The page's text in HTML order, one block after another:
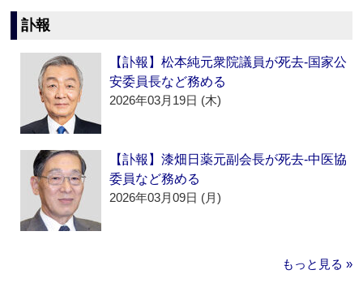
訃報
【訃報】松本純元衆院議員が死去‐国家公
安委員長など務める
2026年03月19日 (木)
【訃報】漆畑日薬元副会長が死去‐中医協
委員など務める
2026年03月09日 (月)
もっと見る »